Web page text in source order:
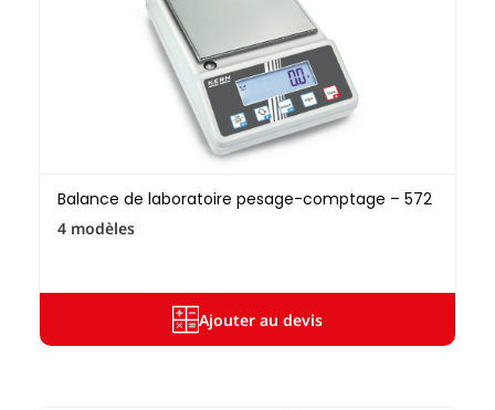
Balance de laboratoire pesage-comptage – 572
4 modèles
Ajouter au devis